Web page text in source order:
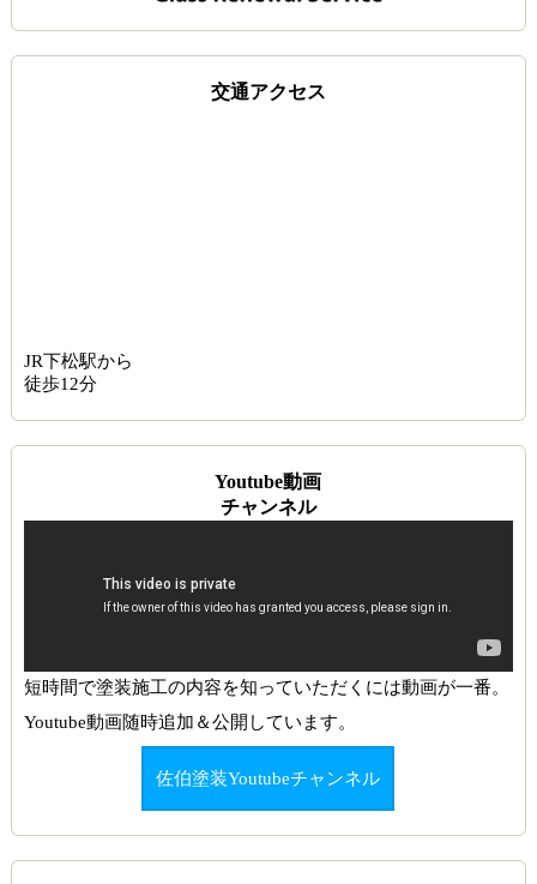
交通アクセス
JR下松駅から
徒歩12分
Youtube動画
チャンネル
短時間で塗装施工の内容を知っていただくには動画が一番。
Youtube動画随時追加＆公開しています。
佐伯塗装Youtubeチャンネル